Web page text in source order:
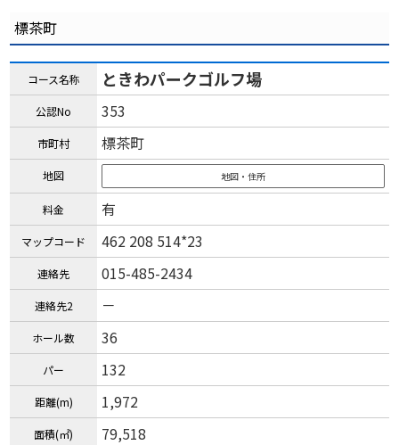
標茶町
コース名称 ときわパークゴルフ場
公認No 353
市町村 標茶町
地図 地図・住所
料金 有
マップコード 462 208 514*23
連絡先 015-485-2434
連絡先2 －
ホール数 36
パー 132
距離(m) 1,972
面積(㎡)
79,518